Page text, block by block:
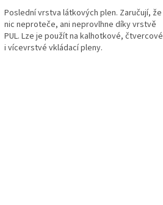
Poslední vrstva látkových plen. Zaručují, že
nic neproteče, ani neprovlhne díky vrstvě
PUL. Lze je použít na kalhotkové, čtvercové
i vícevrstvé vkládací pleny.